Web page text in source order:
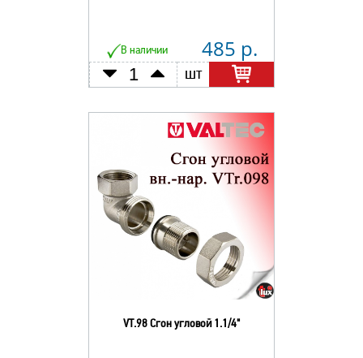
В наличии 485 р.
шт
VT.98 Сгон угловой 1.1/4"